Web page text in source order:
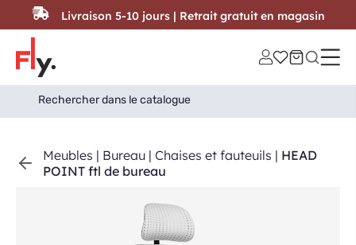
Passer au contenu
Search
for:
Search Button
Meubles | Bureau | Chaises et fauteuils | HEAD
POINT ftl de bureau
Livraison 5-10 jours | Retrait gratuit en magasin